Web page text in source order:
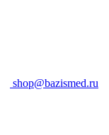
shop@bazismed.ru